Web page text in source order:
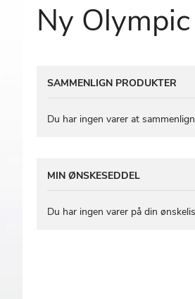
Ny
SAMMENLIGN PRODUKTER
Du har ingen varer at
MIN ØNSKESEDDEL
Du har ingen varer på din